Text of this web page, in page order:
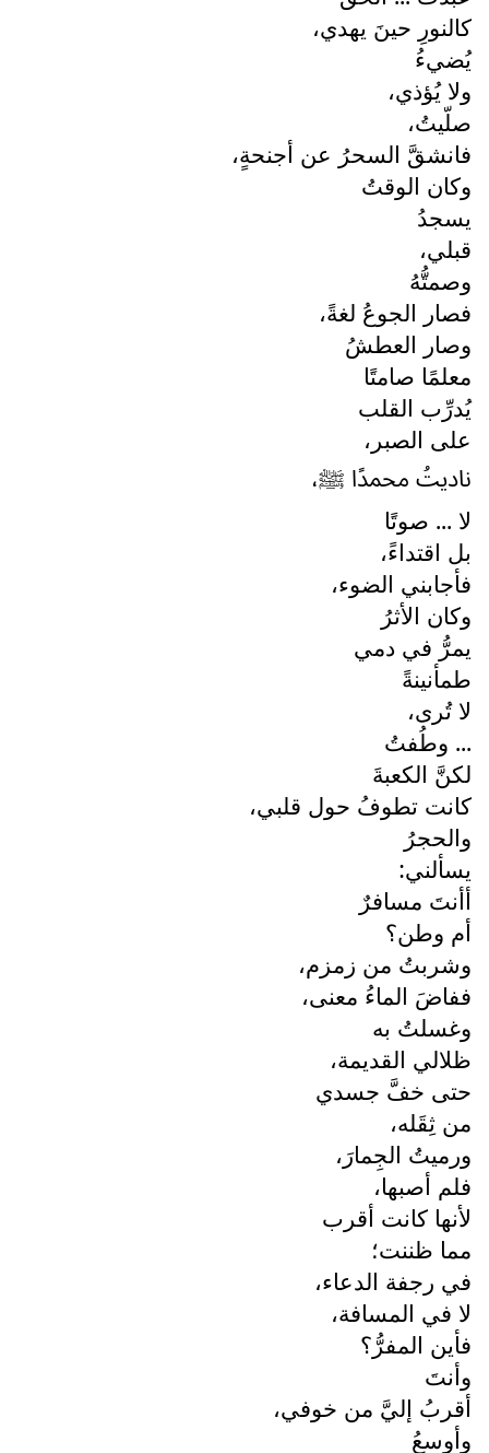
كالنورِ حينَ يهدي،
يُضيءُ
ولا يُؤذي،
صلّيتُ،
فانشقَّ السحرُ عن أجنحةٍ،
وكان الوقتُ
يسجدُ
قبلي،
وصمتُّهُ
فصار الجوعُ لغةً،
وصار العطشُ
معلمًا صامتًا
يُدرِّب القلب
على الصبر،
ناديتُ محمدًا ﷺ،
لا ... صوتًا
بل اقتداءً،
فأجابني الضوء،
وكان الأثرُ
يمرُّ في دمي
طمأنينةً
لا تُرى،
... وطُفتُ
لكنَّ الكعبةَ
كانت تطوفُ حول قلبي،
والحجرُ
يسألني:
أأنتَ مسافرٌ
أم وطن؟
وشربتُ من زمزم،
ففاضَ الماءُ معنى،
وغسلتُ به
ظلالي القديمة،
حتى خفَّ جسدي
من ثِقَله،
ورميتُ الجِمارَ،
فلم أصبها،
لأنها كانت أقرب
مما ظننت؛
في رجفة الدعاء،
لا في المسافة،
فأين المفرُّ؟
وأنتَ
أقربُ إليَّ من خوفي،
وأوسعُ